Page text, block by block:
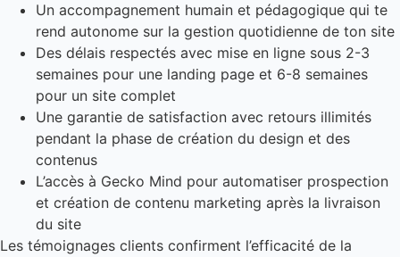
Un accompagnement humain et pédagogique qui te
rend autonome sur la gestion quotidienne de ton site
Des délais respectés avec mise en ligne sous 2-3
semaines pour une landing page et 6-8 semaines
pour un site complet
Une garantie de satisfaction avec retours illimités
pendant la phase de création du design et des
contenus
L’accès à Gecko Mind pour automatiser prospection
et création de contenu marketing après la livraison
du site
Les témoignages clients confirment l’efficacité de la